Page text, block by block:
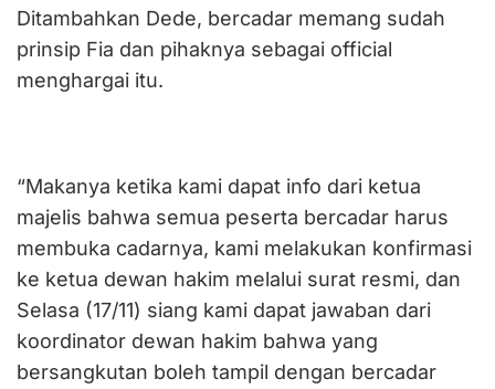
Ditambahkan Dede, bercadar memang sudah
prinsip Fia dan pihaknya sebagai official
menghargai itu.
“Makanya ketika kami dapat info dari ketua
majelis bahwa semua peserta bercadar harus
membuka cadarnya, kami melakukan konfirmasi
ke ketua dewan hakim melalui surat resmi, dan
Selasa (17/11) siang kami dapat jawaban dari
koordinator dewan hakim bahwa yang
bersangkutan boleh tampil dengan bercadar